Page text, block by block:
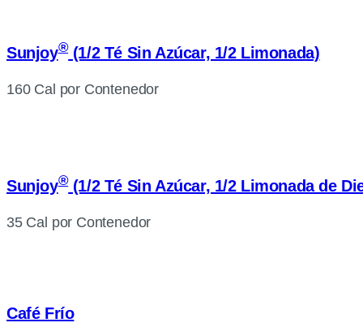
Sunjoy®(1/2 Té Sin Azúcar, 1/2 Limonada)
160 Cal por Contenedor
Sunjoy®(1/2 Té Sin Azúcar, 1/2 Limonada de
35 Cal por Contenedor
Café Frío